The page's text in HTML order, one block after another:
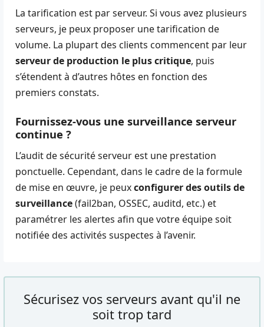
La tarification est par serveur. Si vous avez plusieurs
serveurs, je peux proposer une tarification de
volume. La plupart des clients commencent par leur
serveur de production le plus critique, puis
s’étendent à d’autres hôtes en fonction des
premiers constats.
Fournissez-vous une surveillance serveur
continue ?
L’audit de sécurité serveur est une prestation
ponctuelle. Cependant, dans le cadre de la formule
de mise en œuvre, je peuxconfigurer des outils de
surveillance(fail2ban, OSSEC, auditd, etc.) et
paramétrer les alertes afin que votre équipe soit
notifiée des activités suspectes à l’avenir.
Sécurisez vos serveurs avant qu'il ne
soit trop tard